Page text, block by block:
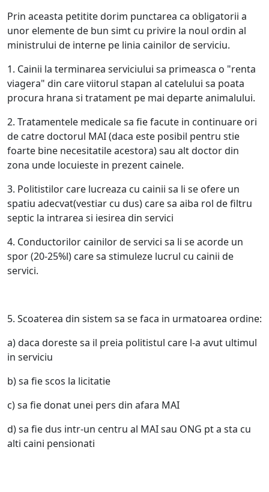
Prin aceasta petitite dorim punctarea ca obligatorii a
unor elemente de bun simt cu privire la noul ordin al
ministrului de interne pe linia cainilor de serviciu.
1. Cainii la terminarea serviciului sa primeasca o "renta
viagera" din care viitorul stapan al catelului sa poata
procura hrana si tratament pe mai departe animalului.
2. Tratamentele medicale sa fie facute in continuare ori
de catre doctorul MAI (daca este posibil pentru stie
foarte bine necesitatile acestora) sau alt doctor din
zona unde locuieste in prezent cainele.
3. Politistilor care lucreaza cu cainii sa li se ofere un
spatiu adecvat(vestiar cu dus) care sa aiba rol de filtru
septic la intrarea si iesirea din servici
4. Conductorilor cainilor de servici sa li se acorde un
spor (20-25%l) care sa stimuleze lucrul cu cainii de
servici.
5. Scoaterea din sistem sa se faca in urmatoarea ordine:
a) daca doreste sa il preia politistul care l-a avut ultimul
in serviciu
b) sa fie scos la licitatie
c) sa fie donat unei pers din afara MAI
d) sa fie dus intr-un centru al MAI sau ONG pt a sta cu
alti caini pensionati